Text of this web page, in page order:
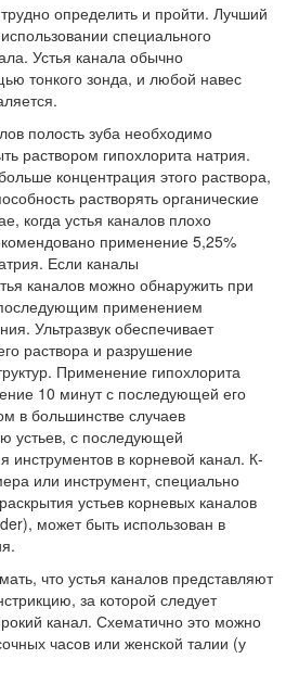
определить и пройти. Лучший
специального
Устья канала обычно
тонкого зонда, и любой навес
полость зуба необходимо
раствором гипохлорита натрия.
концентрация этого раствора,
растворять органические
когда устья каналов плохо
применение 5,25%
Если каналы
каналов можно обнаружить при
применением
Ультразвук обеспечивает
раствора и разрушение
Применение гипохлорита
10 минут с последующей его
в большинстве случаев
устьев, с последующей
инструментов в корневой канал. К-
или инструмент, специально
устьев корневых каналов
может быть использован в
что устья каналов представляют
за которой следует
канал. Схематично это можно
часов или женской талии (у